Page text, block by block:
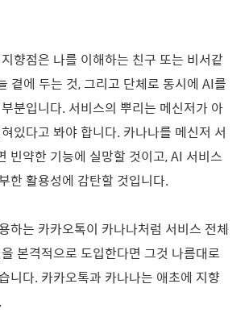
향점은 나를 이해하는 친구 또는 비서같
곁에 두는 것, 그리고 단체로 동시에 AI를
분입니다. 서비스의 뿌리는 메신저가 아
있다고 봐야 합니다. 카나나를 메신저 서
빈약한 기능에 실망할 것이고, AI 서비스
한 활용성에 감탄할 것입니다.
하는 카카오톡이 카나나처럼 서비스 전체
본격적으로 도입한다면 그것 나름대로
니다. 카카오톡과 카나나는 애초에 지향